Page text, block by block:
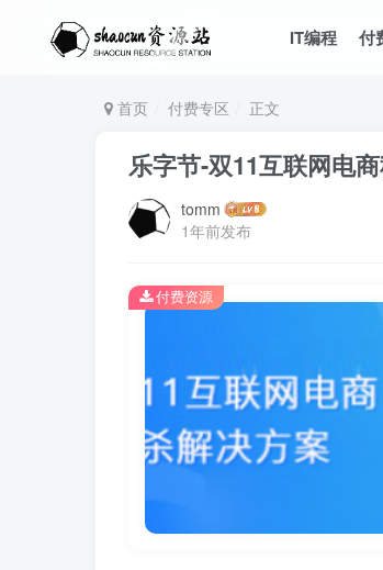
IT编程 付
首页 付费专区 正文
乐字节-双11互联网电
tomm
1年前发布
付费资源